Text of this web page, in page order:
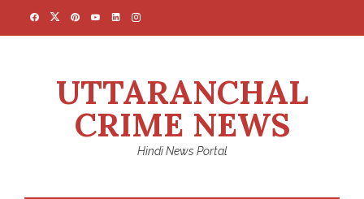
UTTARANCHAL
CRIME NEWS
Hindi News Portal